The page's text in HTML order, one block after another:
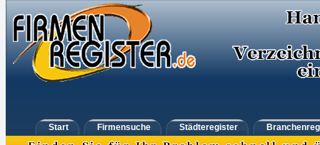
Start Firmensuche Städteregister